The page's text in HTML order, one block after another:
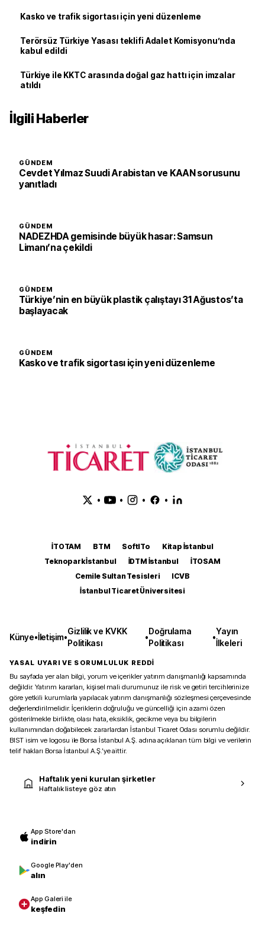
Kasko ve trafik sigortası için yeni düzenleme
Terörsüz Türkiye Yasası teklifi Adalet Komisyonu’nda
kabul edildi
Türkiye ile KKTC arasında doğal gaz hattı için imzalar
atıldı
İlgili Haberler
GÜNDEM
Cevdet Yılmaz Suudi Arabistan ve KAAN sorusunu
yanıtladı
GÜNDEM
NADEZHDA gemisinde büyük hasar: Samsun
Limanı’na çekildi
GÜNDEM
Türkiye’nin en büyük plastik çalıştayı 31 Ağustos’ta
başlayacak
GÜNDEM
Kasko ve trafik sigortası için yeni düzenleme
• • • •
İTOTAM BTM SoftITo
Kitap İstanbul
Teknopark İstanbul
İDTM İstanbul
İTOSAM
Cemile Sultan Tesisleri
ICVB
İstanbul Ticaret Üniversitesi
Künye•İletişim•
Gizlilik ve KVKK
Politikası
•
Doğrulama
Politikası
•
Yayın
İlkeleri
YASAL UYARI VE SORUMLULUK REDDİ
Bu sayfada yer alan bilgi, yorum ve içerikler yatırım danışmanlığı kapsamında
değildir. Yatırım kararları, kişisel mali durumunuz ile risk ve getiri tercihlerinize
göre yetkili kurumlarla yapılacak yatırım danışmanlığı sözleşmesi çerçevesinde
değerlendirilmelidir. İçeriklerin doğruluğu ve güncelliği için azami özen
gösterilmekle birlikte, olası hata, eksiklik, gecikme veya bu bilgilerin
kullanımından doğabilecek zararlardan İstanbul Ticaret Odası sorumlu değildir.
BIST isim ve logosu ile Borsa İstanbul A.Ş. adına açıklanan tüm bilgi ve verilerin
telif hakları Borsa İstanbul A.Ş.’ye aittir.
Haftalık yeni kurulan şirketler
Haftalık listeye göz atın
App Store'dan
indirin
Google Play'den
alın
App Galeri ile
keşfedin